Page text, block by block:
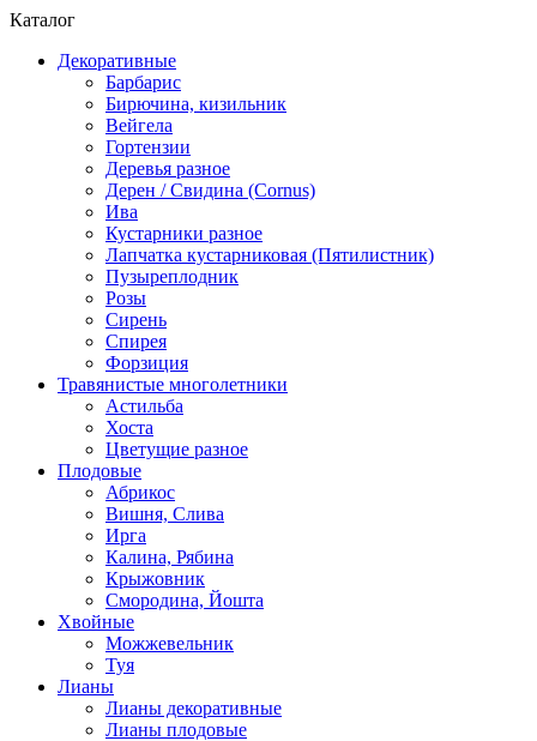
Каталог
Декоративные
Барбарис
Бирючина, кизильник
Вейгела
Гортензии
Деревья разное
Дерен / Свидина (Cornus)
Ива
Кустарники разное
Лапчатка кустарниковая (Пятилистник)
Пузыреплодник
Розы
Сирень
Спирея
Форзиция
Травянистые многолетники
Астильба
Хоста
Цветущие разное
Плодовые
Абрикос
Вишня, Слива
Ирга
Калина, Рябина
Крыжовник
Смородина, Йошта
Хвойные
Можжевельник
Туя
Лианы
Лианы декоративные
Лианы плодовые